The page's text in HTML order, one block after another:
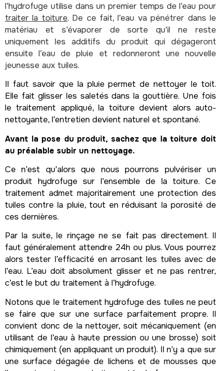
l’hydrofuge utilise dans un premier temps de l’eau pour
traiter la toiture. De ce fait, l’eau va pénétrer dans le
matériau et s’évaporer de sorte qu’il ne reste
uniquement les additifs du produit qui dégageront
ensuite l’eau de pluie et redonneront une nouvelle
jeunesse aux tuiles.
Il faut savoir que la pluie permet de nettoyer le toit.
Elle fait glisser les saletés dans la gouttière. Une fois
le traitement appliqué, la toiture devient alors auto-
nettoyante, l’entretien devient naturel et spontané.
Avant la pose du produit, sachez que la toiture doit
au préalable subir un nettoyage.
Ce n’est qu’alors que nous pourrons pulvériser un
produit hydrofuge sur l’ensemble de la toiture. Ce
traitement admet majoritairement une protection des
tuiles contre la pluie, tout en réduisant la porosité de
ces dernières.
Par la suite, le rinçage ne se fait pas directement. Il
faut généralement attendre 24h ou plus. Vous pourrez
alors tester l’efficacité en arrosant les tuiles avec de
l’eau. L’eau doit absolument glisser et ne pas rentrer,
c’est le but du traitement à l’hydrofuge.
Notons que le traitement hydrofuge des tuiles ne peut
se faire que sur une surface parfaitement propre. Il
convient donc de la nettoyer, soit mécaniquement (en
utilisant de l’eau à haute pression ou une brosse) soit
chimiquement (en appliquant un produit). Il n’y a que sur
une surface dégagée de lichens et de mousses que